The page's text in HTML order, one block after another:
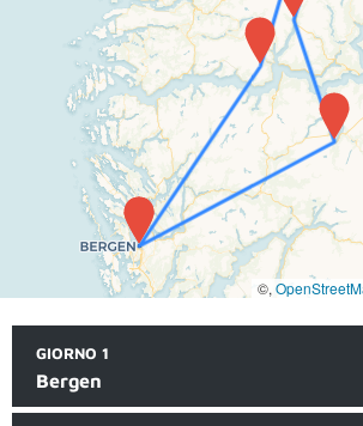
©,
GIORNO 1
Bergen